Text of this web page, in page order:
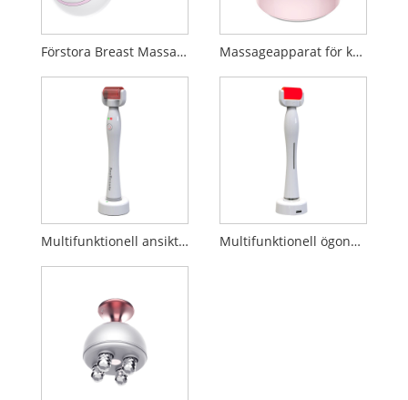
Förstora Breast Massager Massageapparat för kroppsbantning
Multifunktionell ansiktsmassageapparat Multifunktionell ögonmassager